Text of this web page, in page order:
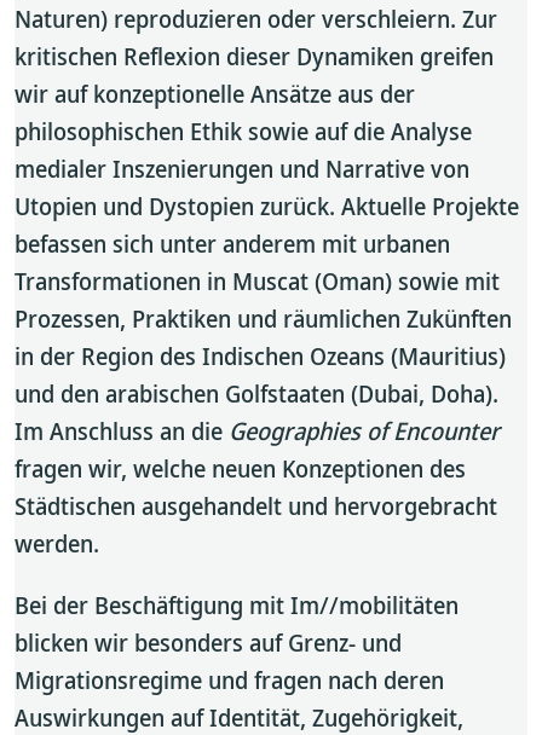
Naturen) reproduzieren oder verschleiern. Zur
kritischen Reflexion dieser Dynamiken greifen
wir auf konzeptionelle Ansätze aus der
philosophischen Ethik sowie auf die Analyse
medialer Inszenierungen und Narrative von
Utopien und Dystopien zurück. Aktuelle Projekte
befassen sich unter anderem mit urbanen
Transformationen in Muscat (Oman) sowie mit
Prozessen, Praktiken und räumlichen Zukünften
in der Region des Indischen Ozeans (Mauritius)
und den arabischen Golfstaaten (Dubai, Doha).
Im Anschluss an die Geographies of Encounter
fragen wir, welche neuen Konzeptionen des
Städtischen ausgehandelt und hervorgebracht
werden.
Bei der Beschäftigung mit Im//mobilitäten
blicken wir besonders auf Grenz- und
Migrationsregime und fragen nach deren
Auswirkungen auf Identität, Zugehörigkeit,